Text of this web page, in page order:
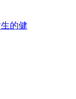
的健